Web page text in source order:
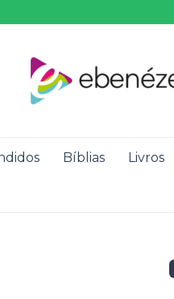
Bíblias Livros